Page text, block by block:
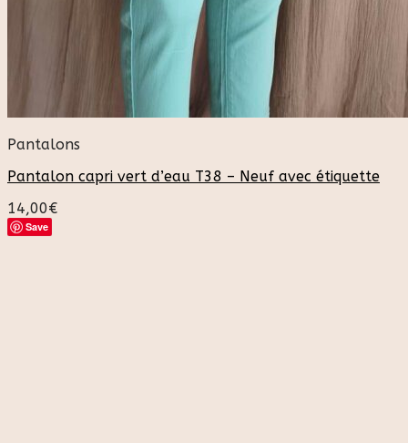
Pantalons
Pantalon capri vert d’eau T38 – Neuf avec étiquette
14,00€
Save